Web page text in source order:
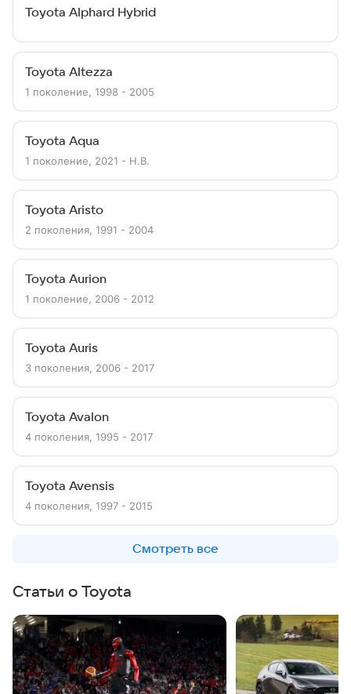
Toyota Alphard Hybrid
Toyota Altezza
1 поколение, 1998 - 2005
Toyota Aqua
1 поколение, 2021 - Н.В.
Toyota Aristo
2 поколения, 1991 - 2004
Toyota Aurion
1 поколение, 2006 - 2012
Toyota Auris
3 поколения, 2006 - 2017
Toyota Avalon
4 поколения, 1995 - 2017
Toyota Avensis
4 поколения, 1997 - 2015
Смотреть все
Статьи о Toyota